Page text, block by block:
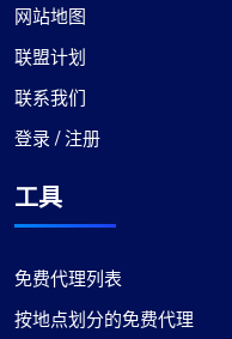
不错
最初我对改用
的服务和广泛的选择
靠且高效，可以满足
网站地图
联盟计划
联系我们
登录 / 注册
工具
免费代理列表
按地点划分的免费代理